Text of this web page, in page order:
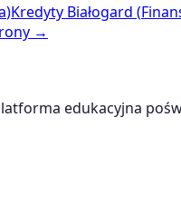
)Kredyty Białogard (
→
edukacyjna